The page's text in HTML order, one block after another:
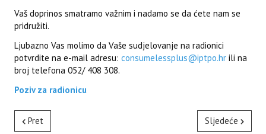
Vaš doprinos smatramo važnim i nadamo se da ćete nam se
pridružiti.
Ljubazno Vas molimo da Vaše sudjelovanje na radionici
potvrdite na e-mail adresu: consumelessplus@iptpo.hr ili na
broj telefona 052/ 408 308.
Poziv za radionicu
Pret Sljedeće